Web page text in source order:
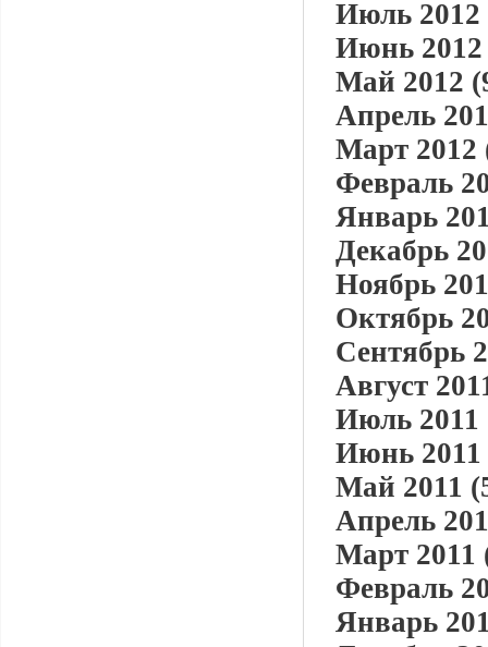
Июль 2012
Июнь 2012
Май 2012
Апрель
Март 2012
Февраль
Январь
Декабрь
Ноябрь
Октябрь
Сентябрь
Август
Июль 2011
Июнь 2011
Май 2011
Апрель
Март 2011
Февраль
Январь